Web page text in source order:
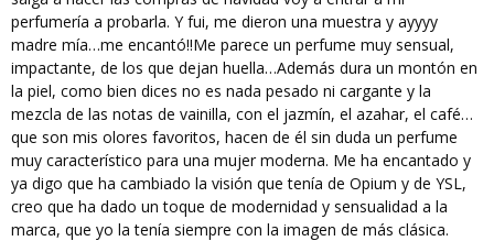
perfumería a probarla. Y fui, me dieron una muestra y ayyyy
madre mía…me encantó!!Me parece un perfume muy sensual,
impactante, de los que dejan huella…Además dura un montón en
la piel, como bien dices no es nada pesado ni cargante y la
mezcla de las notas de vainilla, con el jazmín, el azahar, el café…
que son mis olores favoritos, hacen de él sin duda un perfume
muy característico para una mujer moderna. Me ha encantado y
ya digo que ha cambiado la visión que tenía de Opium y de YSL,
creo que ha dado un toque de modernidad y sensualidad a la
marca, que yo la tenía siempre con la imagen de más clásica.